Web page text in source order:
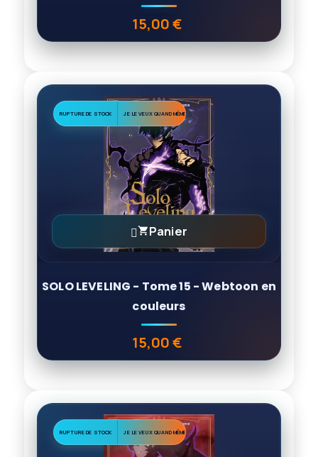
Prix
15,00 €
RUPTURE DE STOCK JE LE VEUX QUAND MÊME
Panier
SOLO LEVELING - Tome 15 - Webtoon en
couleurs
Prix
15,00 €
RUPTURE DE STOCK JE LE VEUX QUAND MÊME